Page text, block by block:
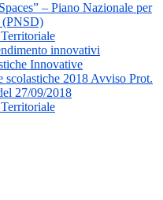
– Piano Nazionale per
(PNSD)
innovativi
Innovative
2018 Avviso Prot.
27/09/2018